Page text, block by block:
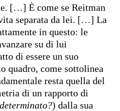
[…] È come se Reitman
separata da lei. […] La
in questo: le
su di lui
di essere un suo
quadro, come sottolinea
resta quella del
di un rapporto di
) dalla sua